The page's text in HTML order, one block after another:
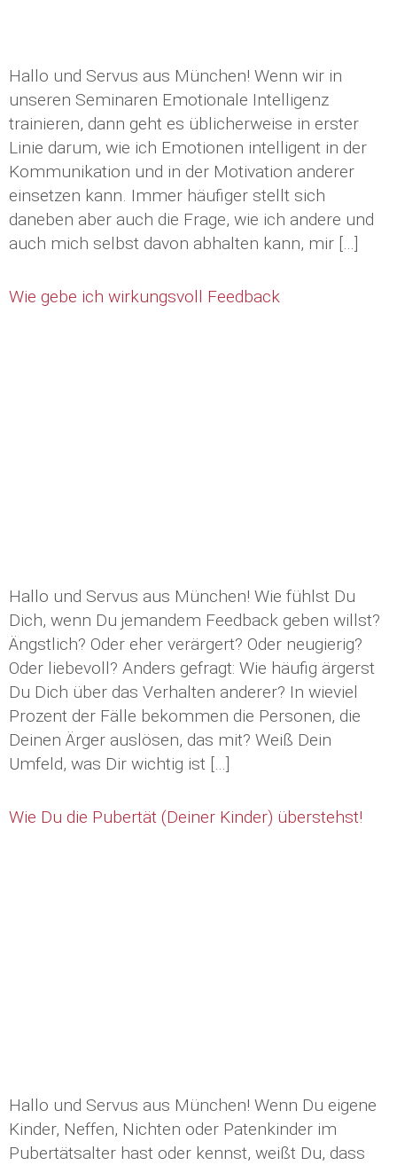
Hallo und Servus aus München! Wenn wir in
unseren Seminaren Emotionale Intelligenz
trainieren, dann geht es üblicherweise in erster
Linie darum, wie ich Emotionen intelligent in der
Kommunikation und in der Motivation anderer
einsetzen kann. Immer häufiger stellt sich
daneben aber auch die Frage, wie ich andere und
auch mich selbst davon abhalten kann, mir […]
Wie gebe ich wirkungsvoll Feedback
Hallo und Servus aus München! Wie fühlst Du
Dich, wenn Du jemandem Feedback geben willst?
Ängstlich? Oder eher verärgert? Oder neugierig?
Oder liebevoll? Anders gefragt: Wie häufig ärgerst
Du Dich über das Verhalten anderer? In wieviel
Prozent der Fälle bekommen die Personen, die
Deinen Ärger auslösen, das mit? Weiß Dein
Umfeld, was Dir wichtig ist […]
Wie Du die Pubertät (Deiner Kinder) überstehst!
Hallo und Servus aus München! Wenn Du eigene
Kinder, Neffen, Nichten oder Patenkinder im
Pubertätsalter hast oder kennst, weißt Du, dass